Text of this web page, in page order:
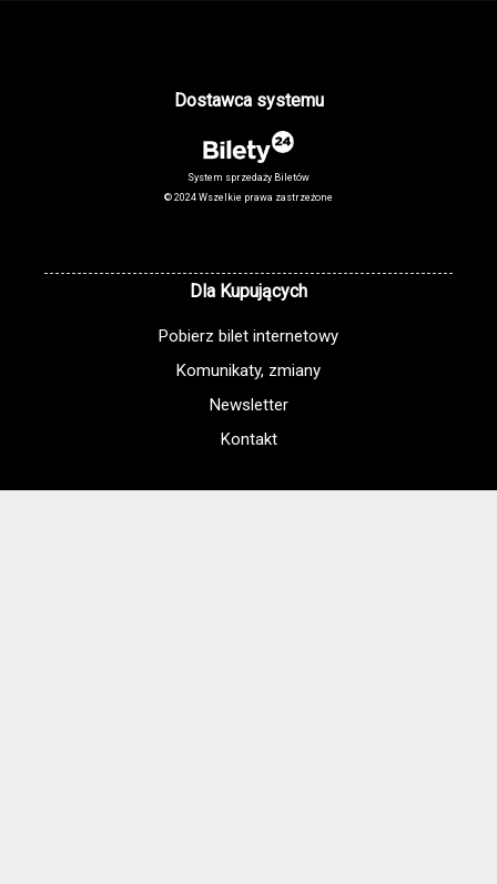
Dostawca systemu
System sprzedaży Biletów
© 2024 Wszelkie prawa zastrzeżone
Dla Kupujących
Pobierz bilet internetowy
Komunikaty, zmiany
Newsletter
Kontakt